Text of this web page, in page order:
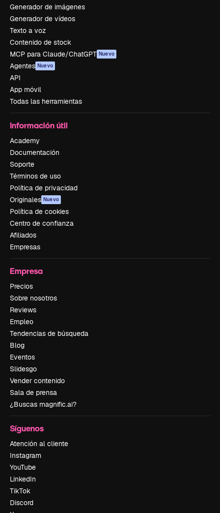
Generador de imágenes
Generador de vídeos
Texto a voz
Contenido de stock
MCP para Claude/ChatGPT Nuevo
Agentes Nuevo
API
App móvil
Todas las herramientas
Información útil
Academy
Documentación
Soporte
Términos de uso
Política de privacidad
Originales Nuevo
Política de cookies
Centro de confianza
Afiliados
Empresas
Empresa
Precios
Sobre nosotros
Reviews
Empleo
Tendencias de búsqueda
Blog
Eventos
Slidesgo
Vender contenido
Sala de prensa
¿Buscas magnific.ai?
Síguenos
Atención al cliente
Instagram
YouTube
LinkedIn
TikTok
Discord